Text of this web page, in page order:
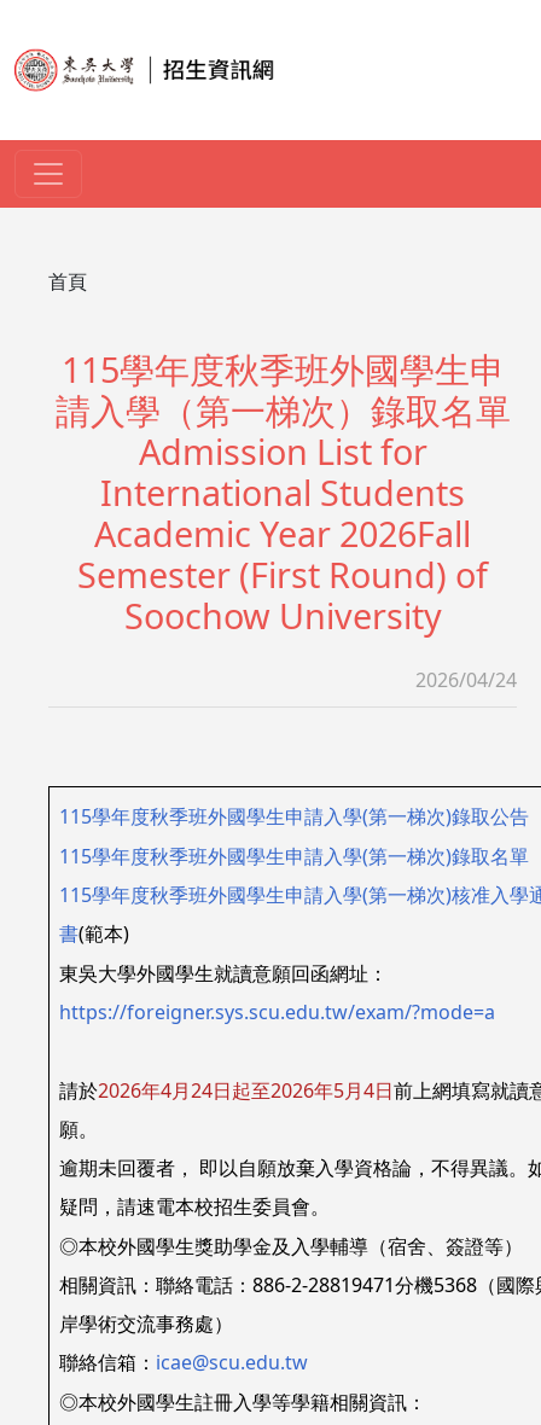
導航連結
首頁
115學年度秋季班外國學生申
請入學（第一梯次）錄取名單
Admission List for
International Students
Academic Year 2026Fall
Semester (First Round) of
Soochow University
2026/04/24
115學年度秋季班外國學生申請入學(第一梯次)錄取公告
115學年度秋季班外國學生申請入學(第一梯次)錄取名單
115學年度秋季班外國學生申請入學(第一梯次)核准入學
書(範本)
東吳大學外國學生就讀意願回函網址：
https://foreigner.sys.scu.edu.tw/exam/?mode=a
請於2026年4月24日起至2026年5月4日前上網填寫就讀
願。
逾期未回覆者， 即以自願放棄入學資格論，不得異議。
疑問，請速電本校招生委員會。
◎本校外國學生獎助學金及入學輔導（宿舍、簽證等）
相關資訊：聯絡電話：886-2-28819471分機5368（國際
岸學術交流事務處）
聯絡信箱： icae@scu.edu.tw
◎本校外國學生註冊入學等學籍相關資訊：